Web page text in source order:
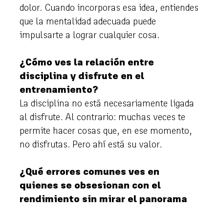
dolor. Cuando incorporas esa idea, entiendes
que la mentalidad adecuada puede
impulsarte a lograr cualquier cosa.
¿Cómo ves la relación entre
disciplina y disfrute en el
entrenamiento?
La disciplina no está necesariamente ligada
al disfrute. Al contrario: muchas veces te
permite hacer cosas que, en ese momento,
no disfrutas. Pero ahí está su valor.
¿Qué errores comunes ves en
quienes se obsesionan con el
rendimiento sin mirar el panorama